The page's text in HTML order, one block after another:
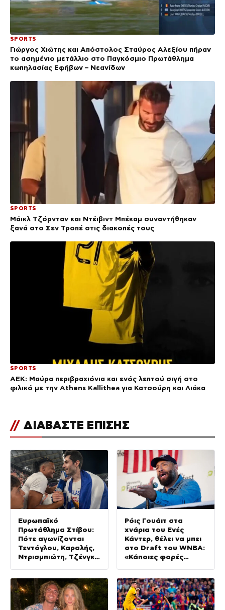
SPORTS
Γιώργος Χιώτης και Απόστολος Σταύρος Αλεξίου πήραν
το ασημένιο μετάλλιο στο Παγκόσμιο Πρωτάθλημα
κωπηλασίας Εφήβων – Νεανίδων
SPORTS
Μάικλ Τζόρνταν και Ντέιβιντ Μπέκαμ συναντήθηκαν
ξανά στο Σεν Τροπέ στις διακοπές τους
SPORTS
ΑΕΚ: Μαύρα περιβραχιόνια και ενός λεπτού σιγή στο
φιλικό με την Athens Kallithea για Κατσούρη και Λιάκα
// ΔΙΑΒΑΣΤΕ ΕΠΙΣΗΣ
Ευρωπαϊκό
Πρωτάθλημα Στίβου:
Πότε αγωνίζονται
Τεντόγλου, Καραλής,
Ντρισμπιώτη, Τζένγκο
Ρόις Γουάιτ στα
χνάρια του Ενές
Κάντερ, θέλει να μπει
στο Draft του WNBA:
«Κάποιες φορές